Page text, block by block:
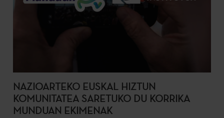
NAZIOARTEKO EUSKAL HIZTUN
KOMUNITATEA SARETUKO DU KORRIKA
MUNDUAN EKIMENAK